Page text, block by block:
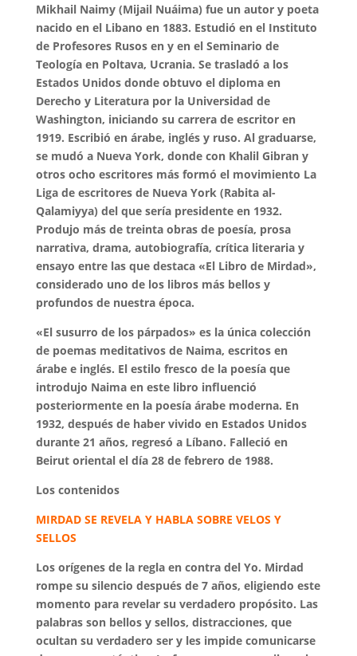
Mikhail Naimy (Mijail Nuáima) fue un autor y poeta
nacido en el Libano en 1883. Estudió en el Instituto
de Profesores Rusos en y en el Seminario de
Teología en Poltava, Ucrania. Se trasladó a los
Estados Unidos donde obtuvo el diploma en
Derecho y Literatura por la Universidad de
Washington, iniciando su carrera de escritor en
1919. Escribió en árabe, inglés y ruso. Al graduarse,
se mudó a Nueva York, donde con Khalil Gibran y
otros ocho escritores más formó el movimiento La
Liga de escritores de Nueva York (Rabita al-
Qalamiyya) del que sería presidente en 1932.
Produjo más de treinta obras de poesía, prosa
narrativa, drama, autobiografía, crítica literaria y
ensayo entre las que destaca «El Libro de Mirdad»,
considerado uno de los libros más bellos y
profundos de nuestra época.
«El susurro de los párpados» es la única colección
de poemas meditativos de Naima, escritos en
árabe e inglés. El estilo fresco de la poesía que
introdujo Naima en este libro influenció
posteriormente en la poesía árabe moderna. En
1932, después de haber vivido en Estados Unidos
durante 21 años, regresó a Líbano. Falleció en
Beirut oriental el día 28 de febrero de 1988.
Los contenidos
MIRDAD SE REVELA Y HABLA SOBRE VELOS Y
SELLOS
Los orígenes de la regla en contra del Yo. Mirdad
rompe su silencio después de 7 años, eligiendo este
momento para revelar su verdadero propósito. Las
palabras son bellos y sellos, distracciones, que
ocultan su verdadero ser y les impide comunicarse